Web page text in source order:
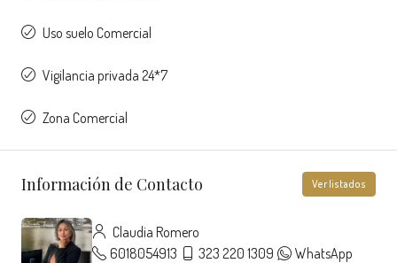
Uso suelo Comercial
Vigilancia privada 24*7
Zona Comercial
Información de Contacto Ver listados
Claudia Romero
6018054913
323 220 1309 WhatsApp